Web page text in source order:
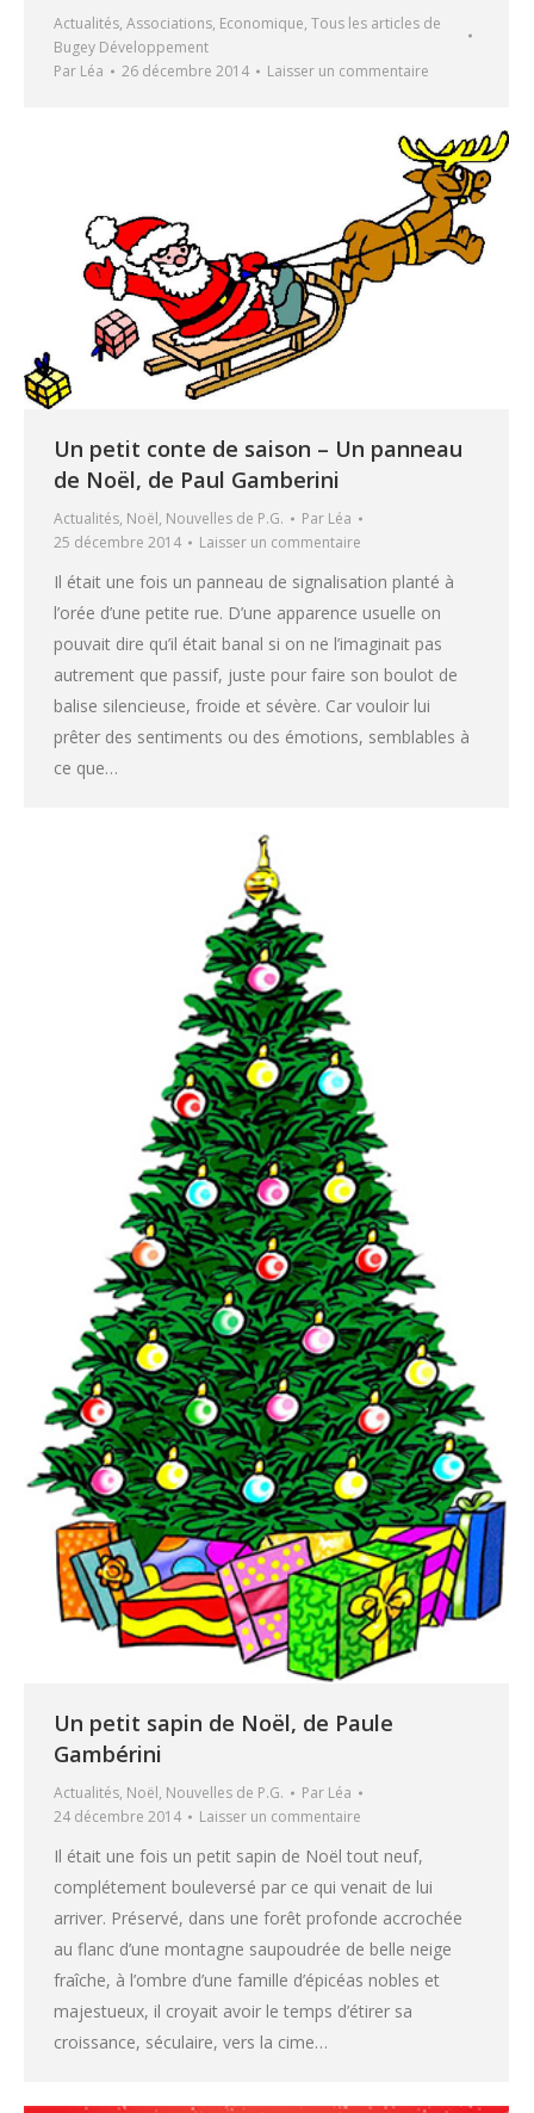
Actualités, Associations, Economique, Tous les articles de
Bugey Développement
Par Léa 26 décembre 2014 Laisser un commentaire
Un petit conte de saison – Un panneau
de Noël, de Paul Gamberini
Actualités, Noël, Nouvelles de P.G. Par Léa
25 décembre 2014
Laisser un commentaire
Il était une fois un panneau de signalisation planté à
l’orée d’une petite rue. D’une apparence usuelle on
pouvait dire qu’il était banal si on ne l’imaginait pas
autrement que passif, juste pour faire son boulot de
balise silencieuse, froide et sévère. Car vouloir lui
prêter des sentiments ou des émotions, semblables à
ce que…
Un petit sapin de Noël, de Paule
Gambérini
Actualités, Noël, Nouvelles de P.G. Par Léa
24 décembre 2014
Laisser un commentaire
Il était une fois un petit sapin de Noël tout neuf,
complétement bouleversé par ce qui venait de lui
arriver. Préservé, dans une forêt profonde accrochée
au flanc d’une montagne saupoudrée de belle neige
fraîche, à l’ombre d’une famille d’épicéas nobles et
majestueux, il croyait avoir le temps d’étirer sa
croissance, séculaire, vers la cime…